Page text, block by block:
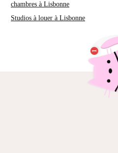
chambres à Lisbonne
Studios à louer à Lisbonne